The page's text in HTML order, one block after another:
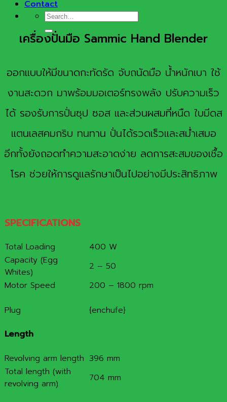
Contact
Search
for:
เครื่องปั่นมือ Sammic Hand Blender
ออกแบบให้มีขนาดกะทัดรัด จับถนัดมือ น้ำหนักเบา ใช้
งานสะดวก มาพร้อมมอเตอร์ทรงพลัง ปรับความเร็ว
ได้ รองรับการปั่นซุป ซอส และส่วนผสมที่หนืด ใบมีดส
แตนเลสคมกริบ ทนทาน ปั่นได้รวดเร็วและสม่ำเสมอ
อีกทั้งยังถอดทำความสะอาดง่าย ลดการสะสมของเชื้อ
โรค ช่วยให้การดูแลรักษาเป็นไปอย่างมีประสิทธิภาพ
SPECIFICATIONS
Total Loading
400 W
Capacity (Egg
Whites)
2 – 50
Motor Speed
200 – 1800 rpm
Plug
{enchufe}
Length
Revolving arm length 396 mm
Total length (with
revolving arm)
704 mm